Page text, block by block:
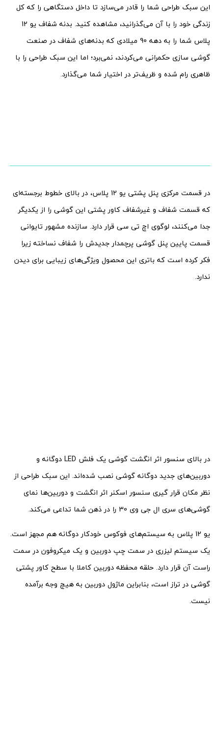
این سبک طراحی شما را قادر می‌سازد تا داخل دستگاهی را که کل
زندگی خود را با آن می‌گذرانید، مشاهده کنید. بدنه شفاف یو 12
پلاس شما را به دهه 90 میلادی که بدنه‌های شفاف در صنعت
گوشی سازی حکمرانی می‌کردند، نمی‌برد؛ اما این سبک طراحی را با
ظاهری رام شده و ظریف‌تر در اختیار شما می‌گذارد.
در قسمت مرکزی پنل پشتی یو 12 پلاس، در بالای خطوط برجسته‌ای
که قسمت شفاف و غیرشفاف کاور پشتی این گوشی را از یکدیگر
جدا می‌کنند، لوگوی اچ تی سی قرار دارد. سازنده مشهور تایوانی
قسمت پایین پنل گوشی پرچمدار جدیدش را شفاف نساخته زیرا
فکر کرده است که باتری این محصول ویژگی‌های زیبایی برای دیدن
ندارد.
در بالای سنسور اثر انگشت گوشی یک فلش LED دوگانه و
دوربین‌های جدید دوگانه گوشی نصب شده‌اند. این سبک طراحی از
نظر مکان قرار گیری سنسور اسکنر اثر انگشت و دوربین‌ها نمای
گوشی‌های سری ال جی وی 30 را در ذهن شما تداعی می‌کند.
یو 12 پلاس به سیستم‌های فوکوس خودکار دوگانه هم مجهز است.
یک سیستم لیزری در سمت چپ دوربین و یک میکروفون در سمت
راست آن قرار دارد. حلقه محفظه دوربین کاملا با سطح کاور پشتی
گوشی در تراز است، بنابراین ماژول دوربین به هیچ وجه برآمده
نیست.